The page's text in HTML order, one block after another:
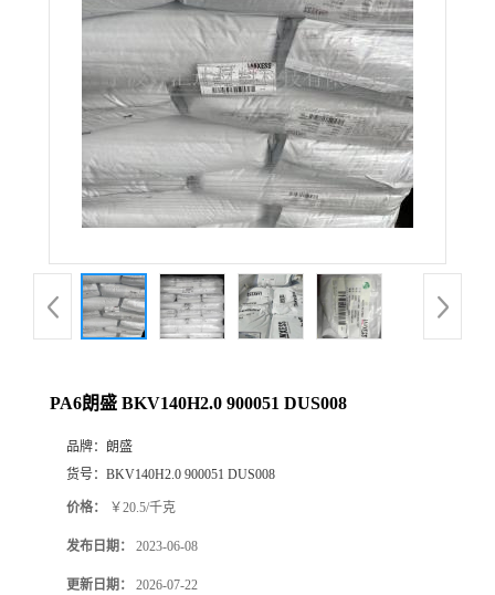
品
厅
PA6朗盛 BKV140H2.0 900051 DUS008
品牌：
朗盛
货号： BKV140H2.0 900051 DUS008
价格： ￥20.5/千克
发布日期： 2023-06-08
更新日期： 2026-07-22